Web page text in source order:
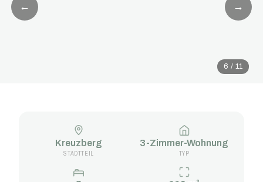
← →
6 / 11
Kreuzberg
STADTTEIL
3-Zimmer-Wohnung
TYP